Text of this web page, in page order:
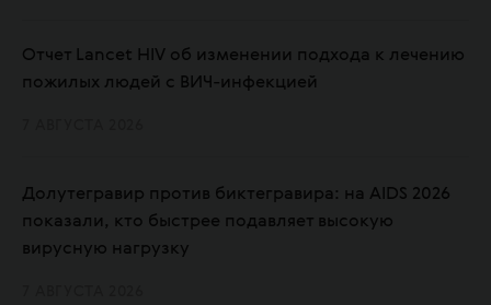
Отчет Lancet HIV об изменении подхода к лечению
пожилых людей с ВИЧ-инфекцией
Долутегравир против биктегравира: на AIDS 2026
показали, кто быстрее подавляет высокую
вирусную нагрузку